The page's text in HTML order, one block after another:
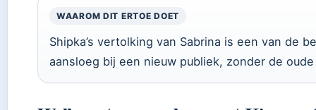
WAAROM DIT ERTOE DOET
Shipka’s vertolking van Sabrina is een van de
aansloeg bij een nieuw publiek, zonder de